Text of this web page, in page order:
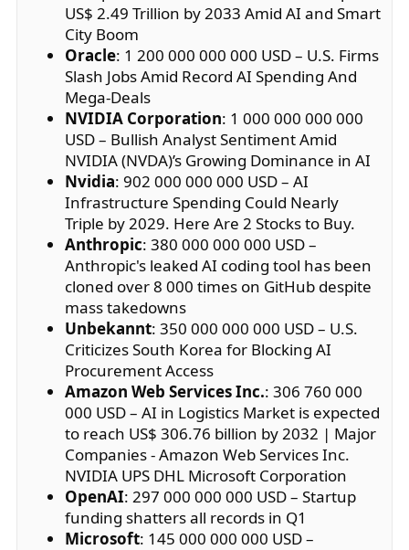
US$ 2.49 Trillion by 2033 Amid AI and Smart
City Boom
Oracle: 1 200 000 000 000 USD – U.S. Firms
Slash Jobs Amid Record AI Spending And
Mega-Deals
NVIDIA Corporation: 1 000 000 000 000
USD – Bullish Analyst Sentiment Amid
NVIDIA (NVDA)’s Growing Dominance in AI
Nvidia: 902 000 000 000 USD – AI
Infrastructure Spending Could Nearly
Triple by 2029. Here Are 2 Stocks to Buy.
Anthropic: 380 000 000 000 USD –
Anthropic's leaked AI coding tool has been
cloned over 8 000 times on GitHub despite
mass takedowns
Unbekannt: 350 000 000 000 USD – U.S.
Criticizes South Korea for Blocking AI
Procurement Access
Amazon Web Services Inc.: 306 760 000
000 USD – AI in Logistics Market is expected
to reach US$ 306.76 billion by 2032 | Major
Companies - Amazon Web Services Inc.
NVIDIA UPS DHL Microsoft Corporation
OpenAI: 297 000 000 000 USD – Startup
funding shatters all records in Q1
Microsoft: 145 000 000 000 USD –